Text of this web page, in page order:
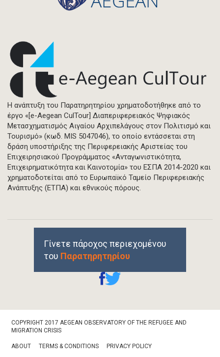
Η ανάπτυξη του Παρατηρητηρίου χρηματοδοτήθηκε από το
έργο «[e-Aegean CulTour] Διαπεριφερειακός Ψηφιακός
Μετασχηματισμός Αιγαίου Αρχιπελάγους στον Πολιτισμό και
Τουρισμό» (κωδ. MIS 5047046), το οποίο εντάσσεται στη
δράση υποστήριξης της Περιφερειακής Αριστείας του
Επιχειρησιακού Προγράμματος «Ανταγωνιστικότητα,
Επιχειρηματικότητα και Καινοτομία» του ΕΣΠΑ 2014-2020 και
χρηματοδοτείται από το Ευρωπαϊκό Ταμείο Περιφερειακής
Ανάπτυξης (ΕΤΠΑ) και εθνικούς πόρους.
Γίνετε πάροχος περιεχομένου
του Παρατηρητηρίου
Bottom
COPYRIGHT 2017 AEGEAN OBSERVATORY OF THE REFUGEE AND
MIGRATION CRISIS
ABOUT TERMS & CONDITIONS PRIVACY POLICY